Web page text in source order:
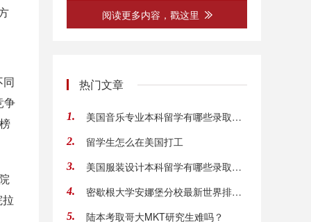
同
争
阅读更多内容，戳这里
热门文章
1. 美国音乐专业本科留学有哪些录取要求
2. 留学生怎么在美国打工
3. 美国服装设计本科留学有哪些录取要求，就业前
4. 密歇根大学安娜堡分校最新世界排名变化
5. 陆本考取哥大MKT研究生难吗？